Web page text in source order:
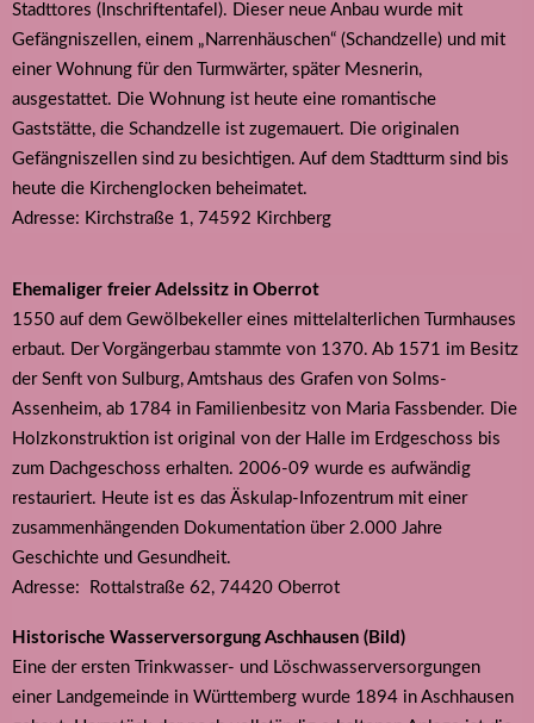
Stadttores (Inschriftentafel). Dieser neue Anbau wurde mit
Gefängniszellen, einem „Narrenhäuschen“ (Schandzelle) und mit
einer Wohnung für den Turmwärter, später Mesnerin,
ausgestattet. Die Wohnung ist heute eine romantische
Gaststätte, die Schandzelle ist zugemauert. Die originalen
Gefängniszellen sind zu besichtigen. Auf dem Stadtturm sind bis
heute die Kirchenglocken beheimatet.
Adresse: Kirchstraße 1, 74592 Kirchberg
Ehemaliger freier Adelssitz in Oberrot
1550 auf dem Gewölbekeller eines mittelalterlichen Turmhauses
erbaut. Der Vorgängerbau stammte von 1370. Ab 1571 im Besitz
der Senft von Sulburg, Amtshaus des Grafen von Solms-
Assenheim, ab 1784 in Familienbesitz von Maria Fassbender. Die
Holzkonstruktion ist original von der Halle im Erdgeschoss bis
zum Dachgeschoss erhalten. 2006-09 wurde es aufwändig
restauriert. Heute ist es das Äskulap-Infozentrum mit einer
zusammenhängenden Dokumentation über 2.000 Jahre
Geschichte und Gesundheit.
Adresse: Rottalstraße 62, 74420 Oberrot
Historische Wasserversorgung Aschhausen (Bild)
Eine der ersten Trinkwasser- und Löschwasserversorgungen
einer Landgemeinde in Württemberg wurde 1894 in Aschhausen